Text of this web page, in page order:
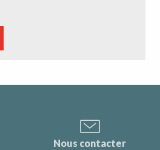
Nous contacter